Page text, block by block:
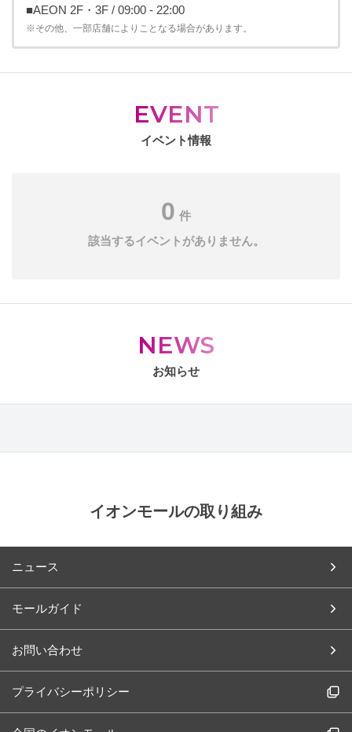
■AEON 2F・3F / 09:00 - 22:00
※その他、一部店舗によりことなる場合があります。
EVENT
イベント情報
0 件
該当するイベントがありません。
NEWS
お知らせ
イオンモールの取り組み
ニュース
モールガイド
お問い合わせ
プライバシーポリシー